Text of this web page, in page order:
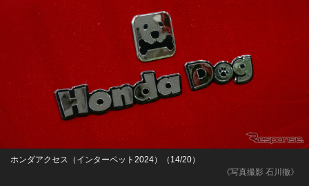
《写真撮影 石川徹》
ホンダアクセス（インターペット2024）（14/20）